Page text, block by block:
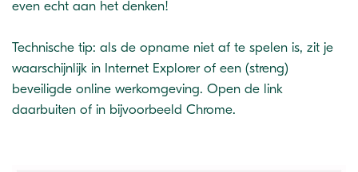
even echt aan het denken!
Technische tip: als de opname niet af te spelen is, zit je
waarschijnlijk in Internet Explorer of een (streng)
beveiligde online werkomgeving. Open de link
daarbuiten of in bijvoorbeeld Chrome.